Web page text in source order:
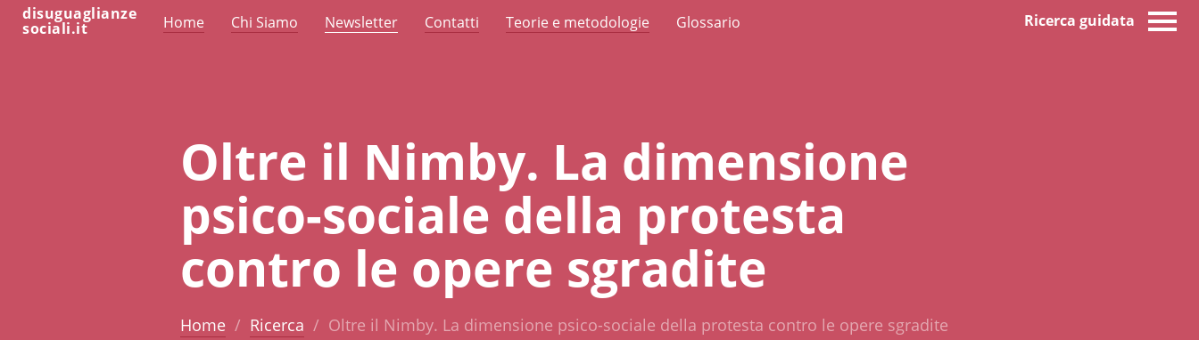
disuguaglianze
sociali.it Home Chi Siamo Newsletter Contatti Teorie e metodologie Glossario Ricerca guidata
Oltre il Nimby. La dimensione
psico-sociale della protesta
contro le opere sgradite
Home Ricerca Oltre il Nimby. La dimensione psico-sociale della protesta contro le opere sgradite